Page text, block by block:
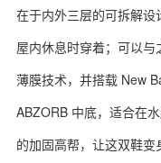
在于内外三层的可拆解
屋内休息时穿着；可以
薄膜技术，并搭载 New
ABZORB 中底，适合在
的加固高帮，让这双鞋